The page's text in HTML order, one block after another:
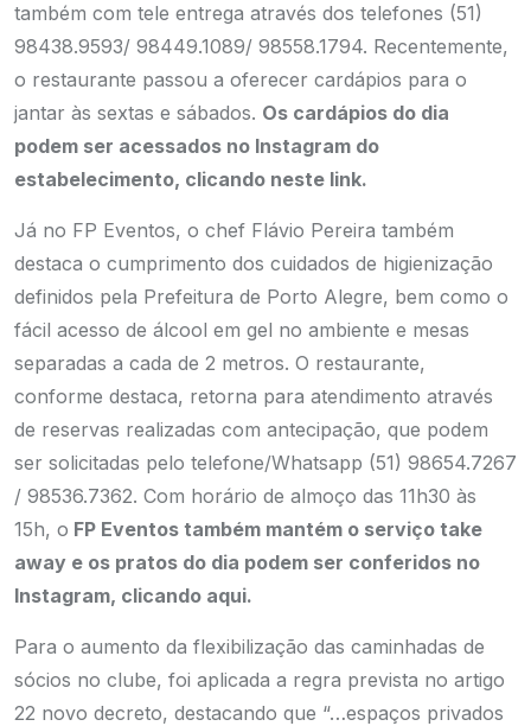
também com tele entrega através dos telefones (51)
98438.9593/ 98449.1089/ 98558.1794. Recentemente,
o restaurante passou a oferecer cardápios para o
jantar às sextas e sábados. Os cardápios do dia
podem ser acessados no Instagram do
estabelecimento, clicando neste link.
Já no FP Eventos, o chef Flávio Pereira também
destaca o cumprimento dos cuidados de higienização
definidos pela Prefeitura de Porto Alegre, bem como o
fácil acesso de álcool em gel no ambiente e mesas
separadas a cada de 2 metros. O restaurante,
conforme destaca, retorna para atendimento através
de reservas realizadas com antecipação, que podem
ser solicitadas pelo telefone/Whatsapp (51) 98654.7267
/ 98536.7362. Com horário de almoço das 11h30 às
15h, o FP Eventos também mantém o serviço take
away e os pratos do dia podem ser conferidos no
Instagram, clicando aqui.
Para o aumento da flexibilização das caminhadas de
sócios no clube, foi aplicada a regra prevista no artigo
22 novo decreto, destacando que “…espaços privados